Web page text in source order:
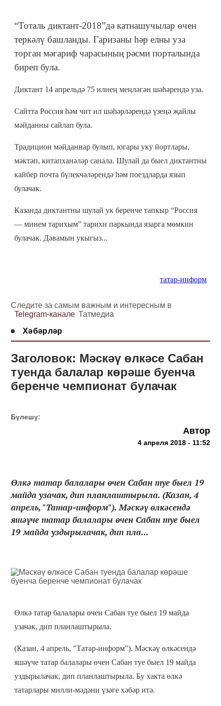
“Тоталь диктант-2018”дә катнашучылар өчен
теркәлү башланды. Гаризаны һәр елны уза
торган мәгариф чарасының рәсми порталында
биреп була.
Диктант 14 апрельдә 75 илнең меңләгән шәһәрендә уза.
Сайтта Россия һәм чит ил шәһәрләрендә үзеңә җайлы
мәйданны сайлап була.
Традицион мәйданнар булып, югары уку йортлары,
мәктәп, китапханәләр санала. Шулай да быел диктантны
кайбер почта бүлекчәләрендә һәм поездларда язып
булачак.
Казанда диктантны шулай ук беренче тапкыр “Россия
— минем тарихым” тарихи паркында язарга мөмкин
булачак. Дәвамын укыгыз...
татар-информ
Следите за самым важным и интересным в
Telegram-канале Татмедиа
Хәбәрләр
Заголовок: Мәскәү өлкәсе Сабан
туенда балалар көрәше буенча
беренче чемпионат булачак
Бүлешү:
Автор
4 апреля 2018 - 11:52
Өлкә татар балалары өчен Сабан туе быел 19
майда узачак, дип планлаштырыла. (Казан, 4
апрель, "Татар-информ"). Мәскәү өлкәсендә
яшәүче татар балалары өчен Сабан туе быел
19 майда уздырылачак, дип пла...
Өлкә татар балалары өчен Сабан туе быел 19 майда
узачак, дип планлаштырыла.
(Казан, 4 апрель, "Татар-информ"). Мәскәү өлкәсендә
яшәүче татар балалары өчен Сабан туе быел 19 майда
уздырылачак, дип планлаштырыла. Бу хакта өлкә
татарлары милли-мәдәни үзәге хәбәр итә.